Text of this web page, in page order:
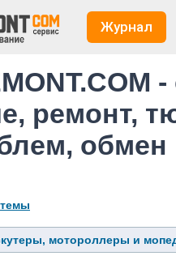
Журнал
ремонт,
мотороллеры и